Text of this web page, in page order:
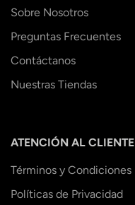
Sobre Nosotros
Preguntas Frecuentes
Contáctanos
Nuestras Tiendas
ATENCIÓN AL CLIENTE
Términos y Condiciones
Políticas de Privacidad